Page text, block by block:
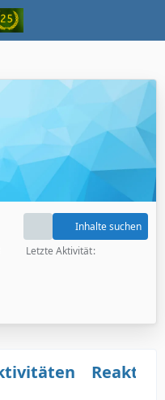
Inhalte suchen
Letzte Aktivität